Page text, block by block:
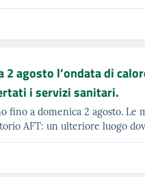
agosto l’ondata di
i servizi sanitari.
fino a domenica 2 agosto. Le
AFT: un ulteriore luogo